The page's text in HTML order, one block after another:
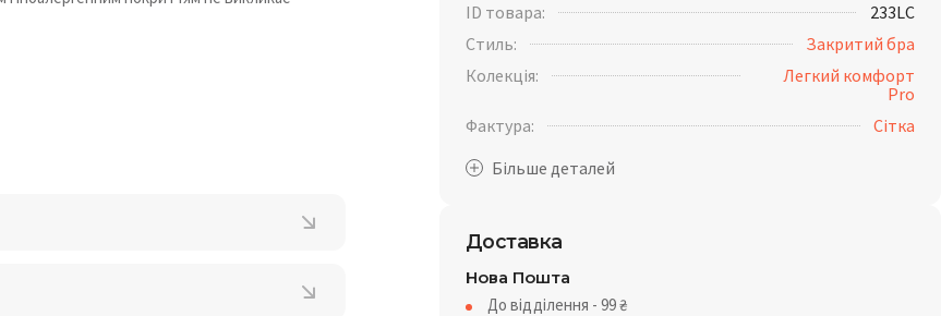
ID товара:
233LC
Стиль:
Закритий бра
Колекція:
Легкий комфорт
Pro
Фактура:
Сітка
Доставка
Нова Пошта
До відділення - 99₴